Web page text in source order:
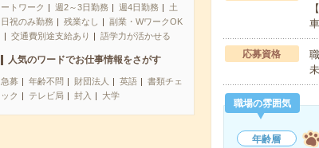
ートワーク
週2～3日勤務 週4日勤務
土
日祝のみ勤務
残業なし
副業・WワークOK
交通費別途支給あり
語学力が活かせる
人気のワードでお仕事情報をさがす
急募 年齢不問 財団法人 英語
書類チェ
ック
テレビ局 封入 大学
応募資格
職場の雰囲気
年齢層